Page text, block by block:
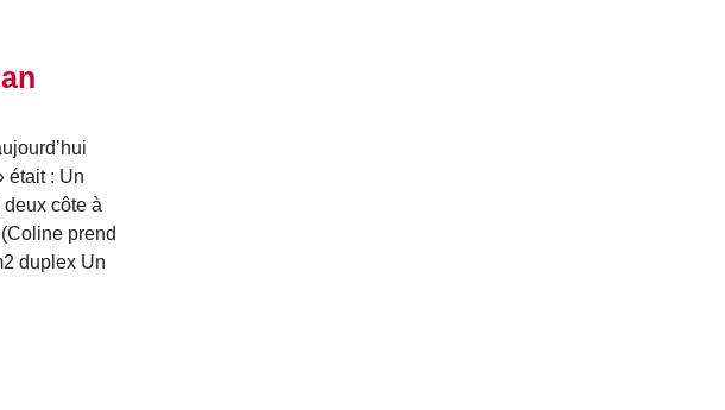
était : Un
côte à
prend
duplex Un
esprit Jean Prouvé, DIY #113